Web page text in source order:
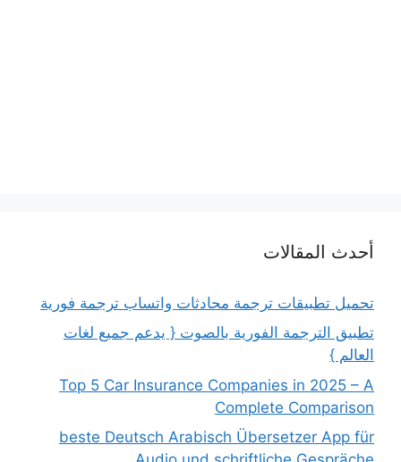
أحدث المقالات
تحميل تطبيقات ترجمة محادثات واتساب ترجمة فورية
تطبيق الترجمة الفورية بالصوت { يدعم جميع لغات
العالم }
Top 5 Car Insurance Companies in 2025 – A
Complete Comparison
beste Deutsch Arabisch Übersetzer App für